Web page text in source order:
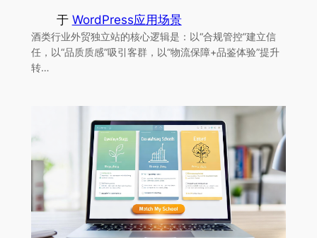
于 WordPress应用场景
酒类行业外贸独立站的核心逻辑是：以“合规管控”建立信
任，以“品质质感”吸引客群，以“物流保障+品鉴体验”提升
转…